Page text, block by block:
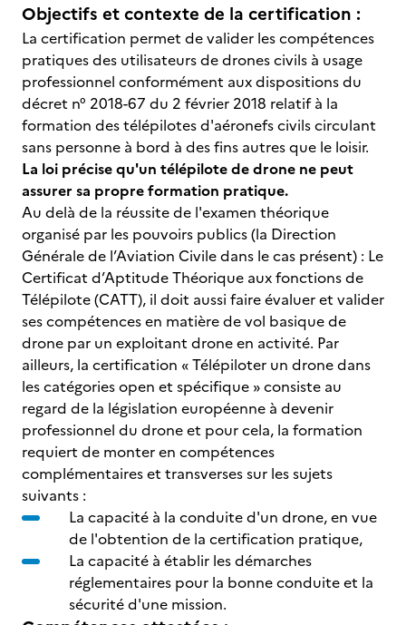
Objectifs et contexte de la certification :
La certification permet de valider les compétences
pratiques des utilisateurs de drones civils à usage
professionnel conformément aux dispositions du
décret n° 2018-67 du 2 février 2018 relatif à la
formation des télépilotes d'aéronefs civils circulant
sans personne à bord à des fins autres que le loisir.
La loi précise qu'un télépilote de drone ne peut
assurer sa propre formation pratique.
Au delà de la réussite de l'examen théorique
organisé par les pouvoirs publics (la Direction
Générale de l’Aviation Civile dans le cas présent) : Le
Certificat d’Aptitude Théorique aux fonctions de
Télépilote (CATT), il doit aussi faire évaluer et valider
ses compétences en matière de vol basique de
drone par un exploitant drone en activité. Par
ailleurs, la certification « Télépiloter un drone dans
les catégories open et spécifique » consiste au
regard de la législation européenne à devenir
professionnel du drone et pour cela, la formation
requiert de monter en compétences
complémentaires et transverses sur les sujets
suivants :
La capacité à la conduite d'un drone, en vue
de l'obtention de la certification pratique,
La capacité à établir les démarches
réglementaires pour la bonne conduite et la
sécurité d'une mission.